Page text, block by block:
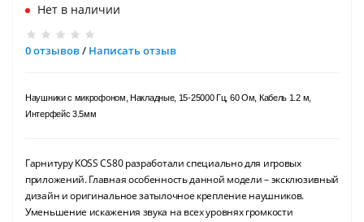
Нет в наличии
0 отзывов/ Написать отзыв
Наушники с микрофоном, Накладные, 15-25000 Гц, 60 Ом, Кабель 1.2 м,
Интерфейс 3.5мм
Гарнитуру KOSS CS80 разработали специально для игровых
приложений. Главная особенность данной модели – эксклюзивный
дизайн и оригинальное затылочное крепление наушников.
Уменьшение искажения звука на всех уровнях громкости